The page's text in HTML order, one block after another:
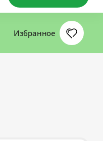
Избранное